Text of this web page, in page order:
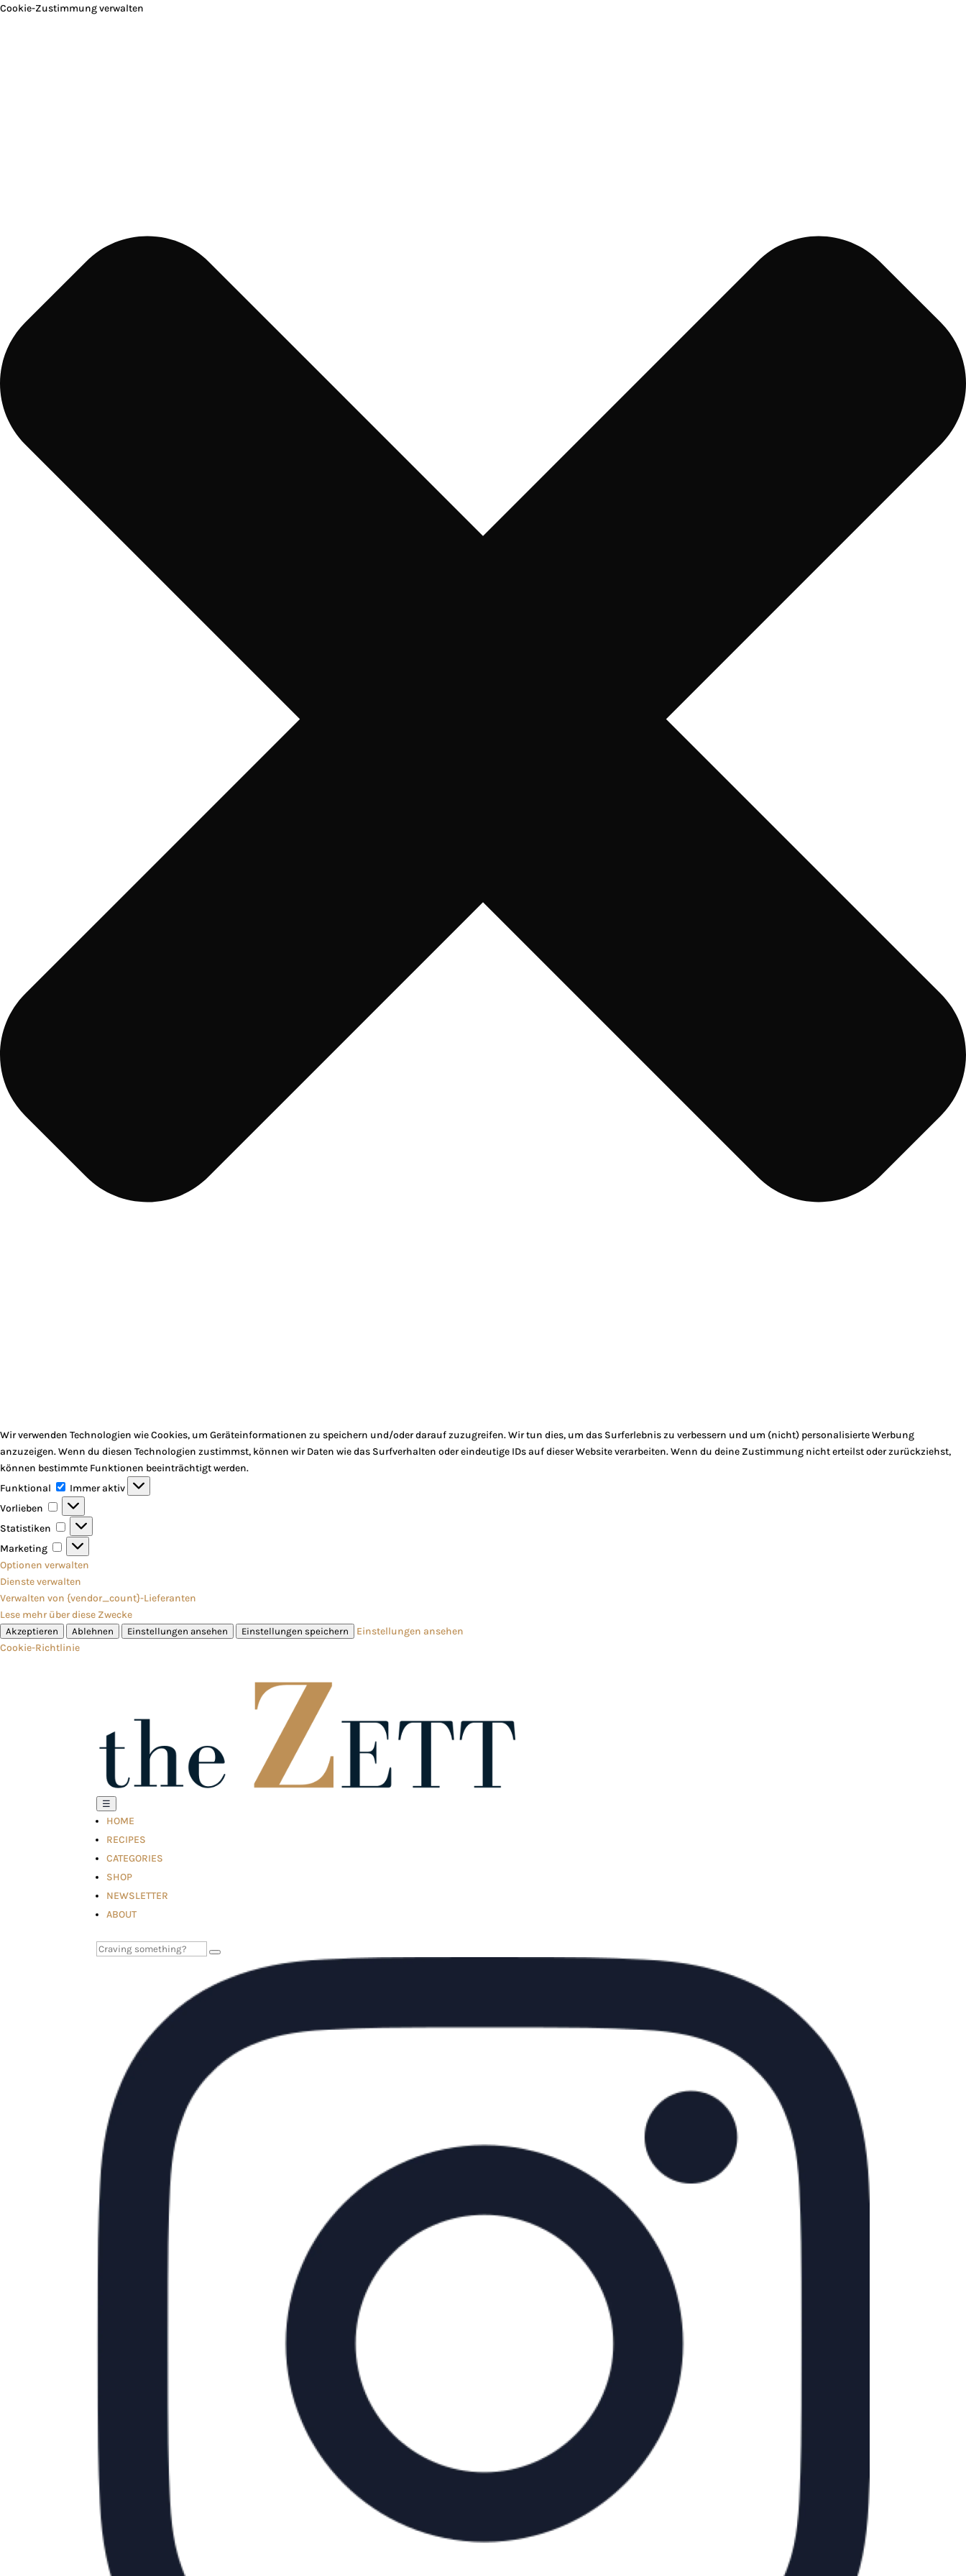
Cookie-Zustimmung verwalten
Wir verwenden Technologien wie Cookies, um Geräteinformationen zu speichern und/oder darauf zuzugreifen. Wir tun dies, um das Surferlebnis zu verbessern und um (nicht) personalisierte Werbung
anzuzeigen. Wenn du diesen Technologien zustimmst, können wir Daten wie das Surfverhalten oder eindeutige IDs auf dieser Website verarbeiten. Wenn du deine Zustimmung nicht erteilst oder zurückziehst,
können bestimmte Funktionen beeinträchtigt werden.
Funktional
Funktional
Immer aktiv
Vorlieben
Vorlieben
Statistiken
Statistiken
Marketing
Marketing
Optionen verwalten
Dienste verwalten
Verwalten von {vendor_count}-Lieferanten
Lese mehr über diese Zwecke
Akzeptieren Ablehnen Einstellungen ansehen Einstellungen speichern
Einstellungen ansehen
Cookie-Richtlinie
☰
HOME
RECIPES
CATEGORIES
SHOP
NEWSLETTER
ABOUT